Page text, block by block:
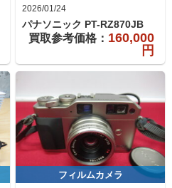
2026/01/24
パナソニック PT-RZ870JB
買取参考価格： 160,000
円
フィルムカメラ